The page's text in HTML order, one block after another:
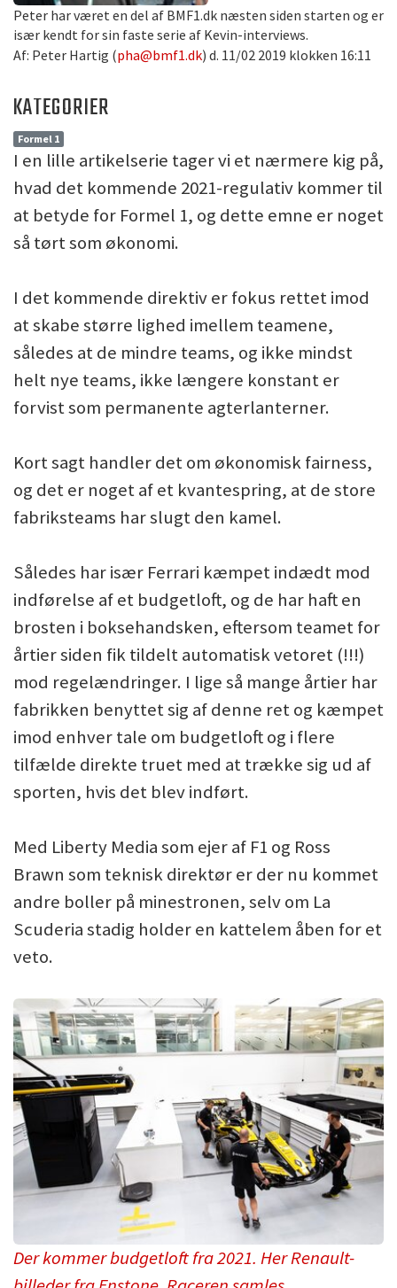
Peter har været en del af BMF1.dk næsten siden starten og er
især kendt for sin faste serie af Kevin-interviews.
Af: Peter Hartig (pha@bmf1.dk) d. 11/02 2019 klokken 16:11
KATEGORIER
Formel 1
I en lille artikelserie tager vi et nærmere kig på,
hvad det kommende 2021-regulativ kommer til
at betyde for Formel 1, og dette emne er noget
så tørt som økonomi.
I det kommende direktiv er fokus rettet imod
at skabe større lighed imellem teamene,
således at de mindre teams, og ikke mindst
helt nye teams, ikke længere konstant er
forvist som permanente agterlanterner.
Kort sagt handler det om økonomisk fairness,
og det er noget af et kvantespring, at de store
fabriksteams har slugt den kamel.
Således har især Ferrari kæmpet indædt mod
indførelse af et budgetloft, og de har haft en
brosten i boksehandsken, eftersom teamet for
årtier siden fik tildelt automatisk vetoret (!!!)
mod regelændringer. I lige så mange årtier har
fabrikken benyttet sig af denne ret og kæmpet
imod enhver tale om budgetloft og i flere
tilfælde direkte truet med at trække sig ud af
sporten, hvis det blev indført.
Med Liberty Media som ejer af F1 og Ross
Brawn som teknisk direktør er der nu kommet
andre boller på minestronen, selv om La
Scuderia stadig holder en kattelem åben for et
veto.
Der kommer budgetloft fra 2021. Her Renault-